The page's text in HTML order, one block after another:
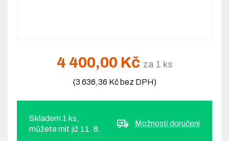
4 400,00 Kč za 1 ks
(3 636,36 Kč bez DPH)
Skladem 1 ks,
můžete mít již 11. 8.
Možnosti doručení